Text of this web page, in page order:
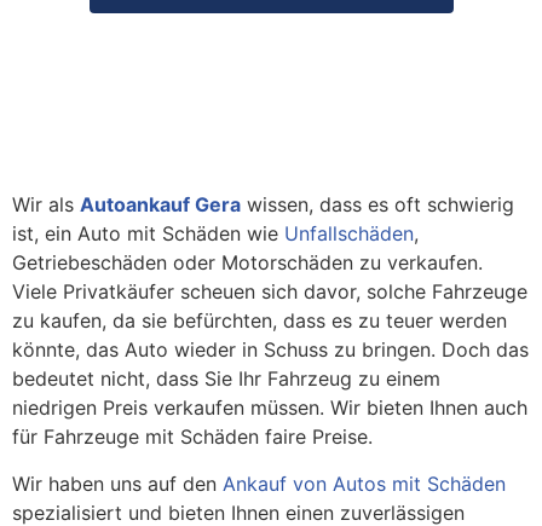
Wir als Autoankauf Gera wissen, dass es oft schwierig
ist, ein Auto mit Schäden wie Unfallschäden,
Getriebeschäden oder Motorschäden zu verkaufen.
Viele Privatkäufer scheuen sich davor, solche Fahrzeuge
zu kaufen, da sie befürchten, dass es zu teuer werden
könnte, das Auto wieder in Schuss zu bringen. Doch das
bedeutet nicht, dass Sie Ihr Fahrzeug zu einem
niedrigen Preis verkaufen müssen. Wir bieten Ihnen auch
für Fahrzeuge mit Schäden faire Preise.
Wir haben uns auf den Ankauf von Autos mit Schäden
spezialisiert und bieten Ihnen einen zuverlässigen